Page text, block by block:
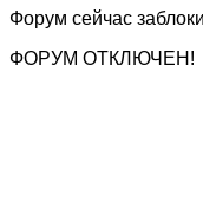
Форум сейчас
ФОРУМ ОТКЛЮЧЕН!